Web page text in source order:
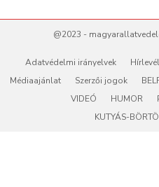
@2023 -
Adatvédelmi irányelvek Hírlevél
Médiaajánlat
Szerzői jogok
VIDEÓ
HUMOR
KUTYÁS-